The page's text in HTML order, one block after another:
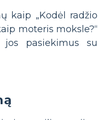
kaip „Kodėl radžio
moteris moksle?“
pasiekimus su